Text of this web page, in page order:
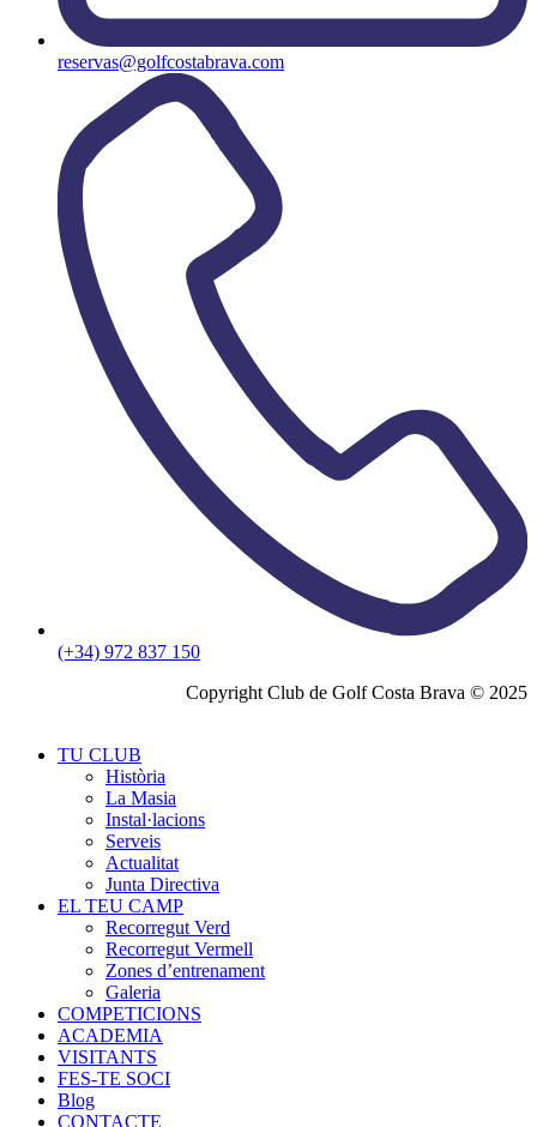
reservas@golfcostabrava.com
(+34) 972 837 150
Copyright Club de Golf Costa Brava © 2025
TU CLUB
Història
La Masia
Instal·lacions
Serveis
Actualitat
Junta Directiva
EL TEU CAMP
Recorregut Verd
Recorregut Vermell
Zones d’entrenament
Galeria
COMPETICIONS
ACADEMIA
VISITANTS
FES-TE SOCI
Blog
CONTACTE